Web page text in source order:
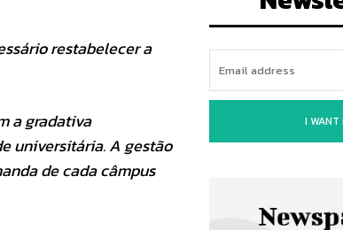
restabelecer a
a gradativa
universitária. A gestão
de cada câmpus
I WANT